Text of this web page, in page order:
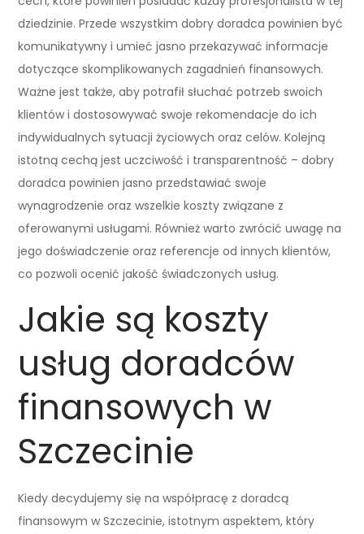
dziedzinie. Przede wszystkim dobry doradca powinien być
komunikatywny i umieć jasno przekazywać informacje
dotyczące skomplikowanych zagadnień finansowych.
Ważne jest także, aby potrafił słuchać potrzeb swoich
klientów i dostosowywać swoje rekomendacje do ich
indywidualnych sytuacji życiowych oraz celów. Kolejną
istotną cechą jest uczciwość i transparentność – dobry
doradca powinien jasno przedstawiać swoje
wynagrodzenie oraz wszelkie koszty związane z
oferowanymi usługami. Również warto zwrócić uwagę na
jego doświadczenie oraz referencje od innych klientów,
co pozwoli ocenić jakość świadczonych usług.
Jakie są koszty
usług doradców
finansowych w
Szczecinie
Kiedy decydujemy się na współpracę z doradcą
finansowym w Szczecinie, istotnym aspektem, który